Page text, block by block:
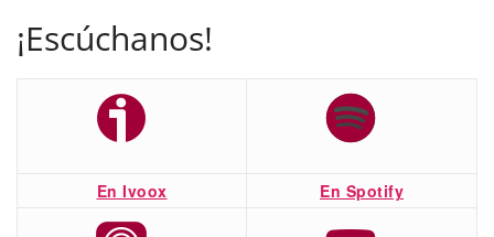
¡Escúchanos!
En Ivoox En Spotify